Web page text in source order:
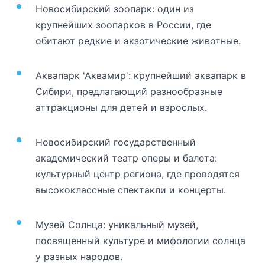
Новосибирский зоопарк: один из
крупнейших зоопарков в России, где
обитают редкие и экзотические животные.
Аквапарк 'Аквамир': крупнейший аквапарк в
Сибири, предлагающий разнообразные
аттракционы для детей и взрослых.
Новосибирский государственный
академический театр оперы и балета:
культурный центр региона, где проводятся
высококлассные спектакли и концерты.
Музей Солнца: уникальный музей,
посвященный культуре и мифологии солнца
у разных народов.